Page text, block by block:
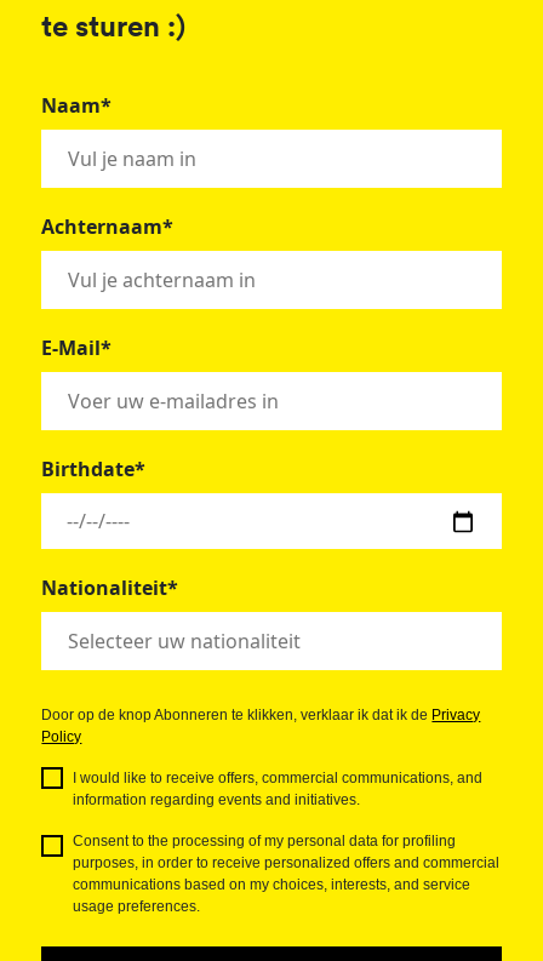
te sturen :)
Naam*
Achternaam*
E-Mail*
Birthdate*
Nationaliteit*
Door op de knop Abonneren te klikken, verklaar ik dat ik de Privacy
Policy
I would like to receive offers, commercial communications, and
information regarding events and initiatives.
Consent to the processing of my personal data for profiling
purposes, in order to receive personalized offers and commercial
communications based on my choices, interests, and service
usage preferences.